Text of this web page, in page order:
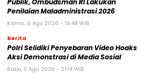
Publik, Ombudsman RI Lakukan
Penilaian Maladministrasi 2026
Kamis, 6 Agu 2026 - 19:48 WIB
Berita
Polri Selidiki Penyebaran Video Hoaks
Aksi Demonstrasi di Media Sosial
Rabu, 5 Agu 2026 - 21:14 WIB